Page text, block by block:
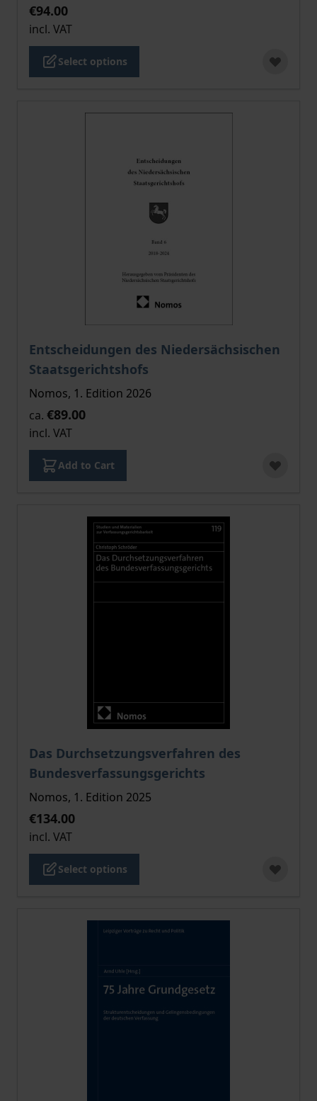
€94.00
incl. VAT
Select options
Entscheidungen des Niedersächsischen
Staatsgerichtshofs
The price depends on the options chosen on the
Nomos, 1. Edition 2026
ca. €89.00
incl. VAT
Add to Cart
Das Durchsetzungsverfahren des
Bundesverfassungsgerichts
The price depends on the options chosen on the
Nomos, 1. Edition 2025
€134.00
incl. VAT
Select options